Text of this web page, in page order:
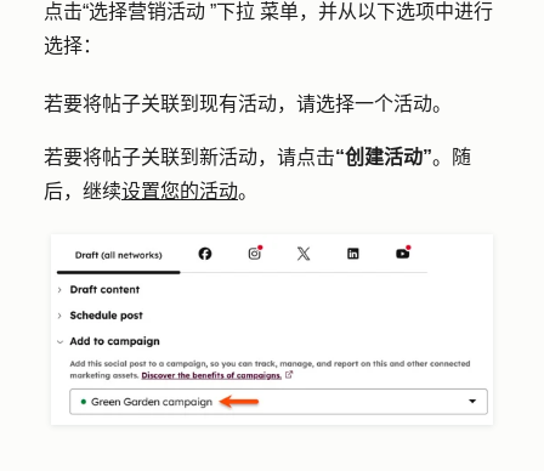
点击“选择营销活动 ”下拉 菜单，并从以下选项中进行
选择：
若要将帖子关联到现有活动，请选择一个活动。
若要将帖子关联到新活动，请点击“创建活动”。随
后，继续设置您的活动。